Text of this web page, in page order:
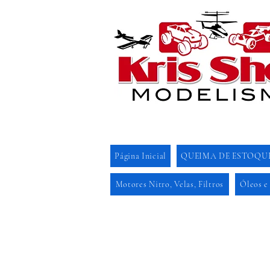
Página Inicial QUEIMA DE
Motores Nitro, Velas, Filtros Óleos e